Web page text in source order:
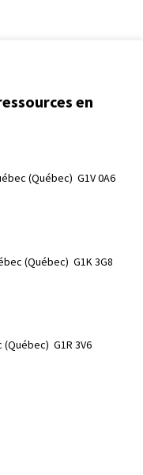
en
(Québec)  G1V 0A6
(Québec)  G1K 3G8
G1R 3V6